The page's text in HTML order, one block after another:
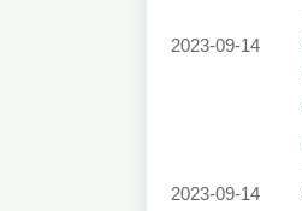
2023-09-14
2023-09-14